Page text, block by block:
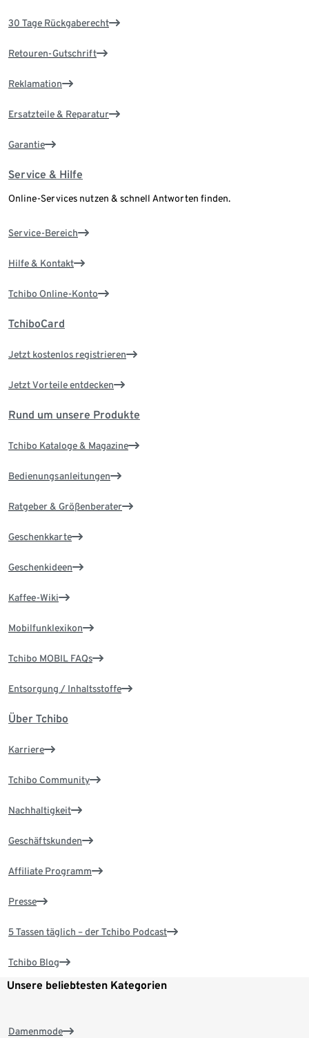
30 Tage Rückgaberecht
Retouren-Gutschrift
Reklamation
Ersatzteile & Reparatur
Garantie
Service & Hilfe
Online-Services nutzen & schnell Antworten finden.
Service-Bereich
Hilfe & Kontakt
Tchibo Online-Konto
TchiboCard
Jetzt kostenlos registrieren
Jetzt Vorteile entdecken
Rund um unsere Produkte
Tchibo Kataloge & Magazine
Bedienungsanleitungen
Ratgeber & Größenberater
Geschenkkarte
Geschenkideen
Kaffee-Wiki
Mobilfunklexikon
Tchibo MOBIL FAQs
Entsorgung / Inhaltsstoffe
Über Tchibo
Karriere
Tchibo Community
Nachhaltigkeit
Geschäftskunden
Affiliate Programm
Presse
5 Tassen täglich – der Tchibo Podcast
Tchibo Blog
Unsere beliebtesten Kategorien
Damenmode